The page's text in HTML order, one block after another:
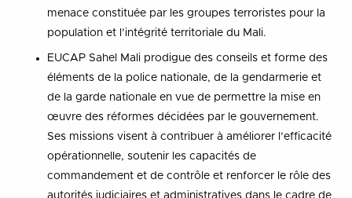
menace constituée par les groupes terroristes pour la
population et l’intégrité territoriale du Mali.
EUCAP Sahel Mali prodigue des conseils et forme des
éléments de la police nationale, de la gendarmerie et
de la garde nationale en vue de permettre la mise en
œuvre des réformes décidées par le gouvernement.
Ses missions visent à contribuer à améliorer l’efficacité
opérationnelle, soutenir les capacités de
commandement et de contrôle et renforcer le rôle des